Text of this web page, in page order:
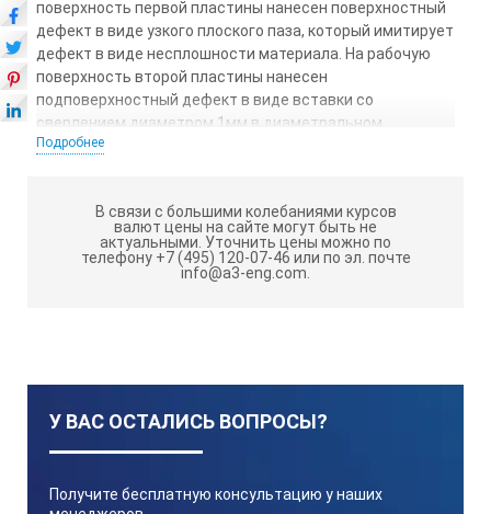
поверхность первой пластины нанесен поверхностный
дефект в виде узкого плоского паза, который имитирует
дефект в виде несплошности материала. На рабочую
поверхность второй пластины нанесен
подповерхностный дефект в виде вставки со
сверлением диаметром 1мм в диаметральном
направлении.
материалу контролируемого шва сварного соединения.
Образец изготовлен в соответствии с ОСТ 26-01-84-78
«Швы сварных соединений стальных сосудов и
аппаратов, работающих под давлением. Методика
Каждый настроечный образец (мера) имеет маркировку
и паспорт, который содержит сведения о
которого он изготовлен, вид и размеры искусственных
Подробнее
В связи с большими колебаниями курсов
валют цены на сайте могут быть не
актуальными. Уточнить цены можно по
телефону +7 (495) 120-07-46 или по эл. почте
info@a3-eng.com.
У ВАС ОСТАЛИСЬ ВОПРОСЫ?
Получите бесплатную консультацию у наших